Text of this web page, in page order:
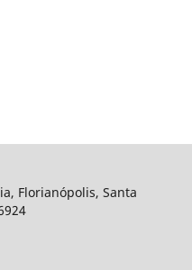
Florianópolis, Santa